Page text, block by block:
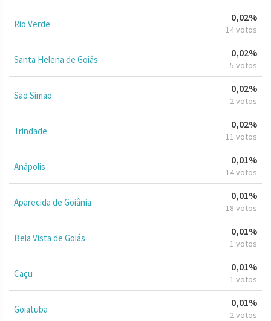
Rio Verde
0,02%
14 votos
Santa Helena de Goiás
0,02%
5 votos
São Simão
0,02%
2 votos
Trindade
0,02%
11 votos
Anápolis
0,01%
14 votos
Aparecida de Goiânia
0,01%
18 votos
Bela Vista de Goiás
0,01%
1 votos
Caçu
0,01%
1 votos
Goiatuba
0,01%
2 votos